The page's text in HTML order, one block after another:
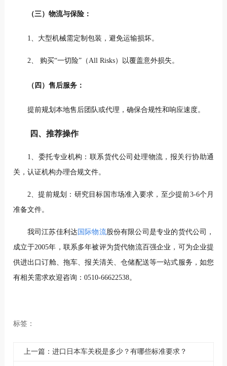
（三）物流与保险：
1、大型机械需定制包装，避免运输损坏。
2、 购买“一切险”（All Risks）以覆盖意外损失。
（四）售后服务：
提前规划本地售后团队或代理，确保合规性和响应速度。
四、推荐操作
1、委托专业机构：联系货代公司处理物流，报关行协助通
关，认证机构办理合规文件。
2、提前规划：研究目标国市场准入要求，至少提前3-6个月
准备文件。
我司江苏佳利达 国际物流股份有限公司是专业的货代公司，
成立于2005年，联系多年被评为货代物流百强企业，可为企业提
供进出口订舱、拖车、报关清关、仓储配送等一站式服务，如您
有相关需求欢迎咨询：0510-66622538。
标签：
上一篇：进口日本车关税是多少？有哪些标准要求？